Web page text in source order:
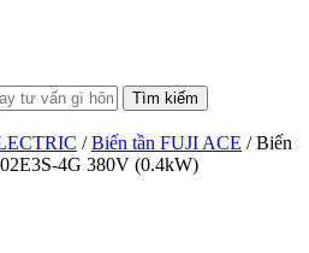
/Biến tần FUJI ACE / Biến
4G 380V (0.4kW)